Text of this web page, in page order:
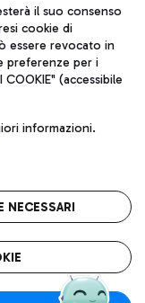
13032990155 P.
Fiumicino (RM)
INNOVAZIONE
il suo consenso
cookie di
essere revocato in
preferenze per i
(accessibile
informazioni.